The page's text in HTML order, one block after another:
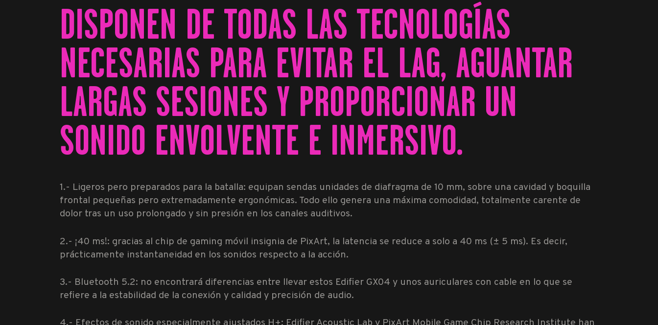
DISPONEN DE TODAS LAS TECNOLOGÍAS
NECESARIAS PARA EVITAR EL LAG, AGUANTAR
LARGAS SESIONES Y PROPORCIONAR UN
SONIDO ENVOLVENTE E INMERSIVO.
1.- Ligeros pero preparados para la batalla: equipan sendas unidades de diafragma de 10 mm, sobre una cavidad y boquilla
frontal pequeñas pero extremadamente ergonómicas. Todo ello genera una máxima comodidad, totalmente carente de
dolor tras un uso prolongado y sin presión en los canales auditivos.
2.- ¡40 ms!: gracias al chip de gaming móvil insignia de PixArt, la latencia se reduce a solo a 40 ms (± 5 ms). Es decir,
prácticamente instantaneidad en los sonidos respecto a la acción.
3.- Bluetooth 5.2: no encontrará diferencias entre llevar estos Edifier GX04 y unos auriculares con cable en lo que se
refiere a la estabilidad de la conexión y calidad y precisión de audio.